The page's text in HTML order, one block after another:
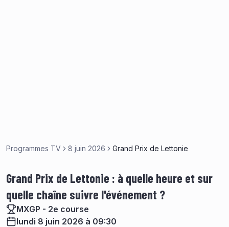
Programmes TV 8 juin 2026 Grand Prix de Lettonie
Grand Prix de Lettonie : à quelle heure et sur
quelle chaîne suivre l'événement ?
MXGP - 2e course
lundi 8 juin 2026 à 09:30